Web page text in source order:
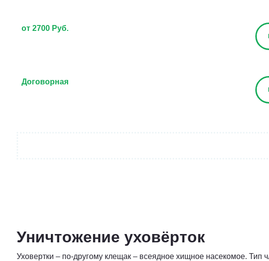
от 2700 Руб.
Договорная
Уничтожение уховёрток
Уховертки – по-другому клещак – всеядное хищное насекомое. Тип